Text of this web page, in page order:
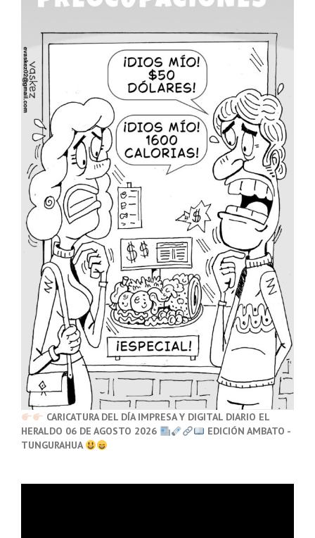
CARICATURA DEL DÍA IMPRESA Y DIGITAL DIARIO EL
HERALDO 06 DE AGOSTO 2026
EDICIÓN AMBATO -
TUNGURAHUA